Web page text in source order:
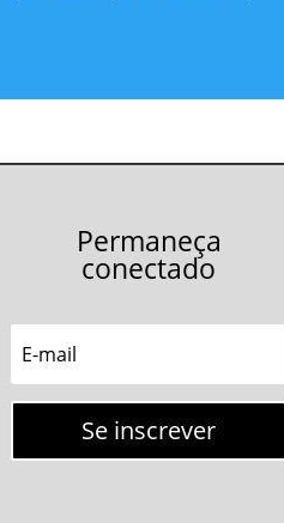
Permaneça
conectado
Se inscrever